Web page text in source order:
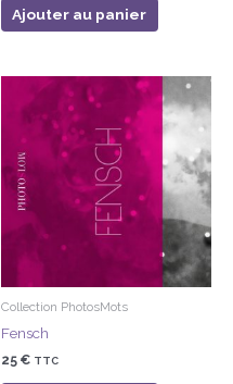
Ajouter au panier
Collection PhotosMots
Fensch
25 € TTC